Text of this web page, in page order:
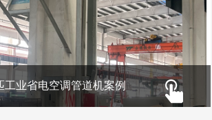
工业省电空调管道机案例